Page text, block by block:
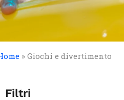
» Giochi e divertimento
Filtri